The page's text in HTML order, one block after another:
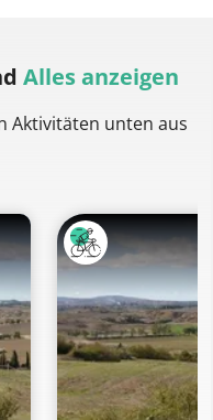
Alles anzeigen
Aktivitäten unten aus